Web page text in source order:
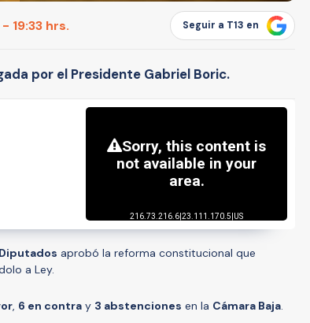
19:33 hrs. Seguir a T13 en
por el Presidente Gabriel Boric.
aprobó la reforma constitucional que
a Ley.
, 6 en contra y 3 abstenciones en la Cámara Baja.